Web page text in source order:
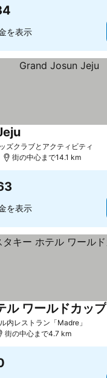
を表示
ズクラブとアクティビティ
街の中心まで14.1 km
を表示
内レストラン「Madre」
ル ワールドカップ
街の中心まで4.7 km